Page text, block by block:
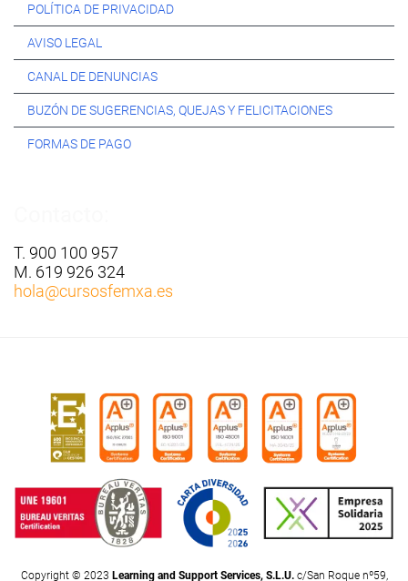
POLÍTICA DE PRIVACIDAD
AVISO LEGAL
CANAL DE DENUNCIAS
BUZÓN DE SUGERENCIAS, QUEJAS Y FELICITACIONES
FORMAS DE PAGO
T. 900 100 957
M. 619 926 324
hola@cursosfemxa.es
Copyright © 2023 Learning and Support Services, S.L.U.c/San Roque nº59,